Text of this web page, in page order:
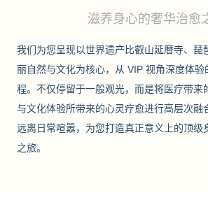
滋养身心的奢华治愈
我们为您呈现以世界遗产比叡山延暦寺、琵
丽自然与文化为核心，从 VIP 视角深度体
程。不仅停留于一般观光，而是将医疗带来
与文化体验所带来的心灵疗愈进行高层次融
远离日常喧嚣，为您打造真正意义上的顶级
之旅。